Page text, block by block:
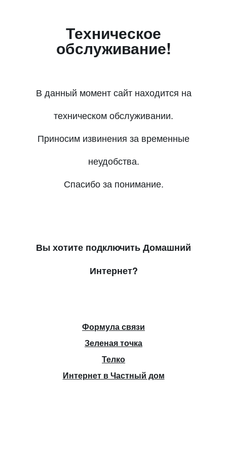
Техническое
обслуживание!
В данный момент сайт находится на
техническом обслуживании.
Приносим извинения за временные
неудобства.
Спасибо за понимание.
Вы хотите подключить Домашний
Интернет?
Формула связи
Зеленая точка
Телко
Интернет в Частный дом